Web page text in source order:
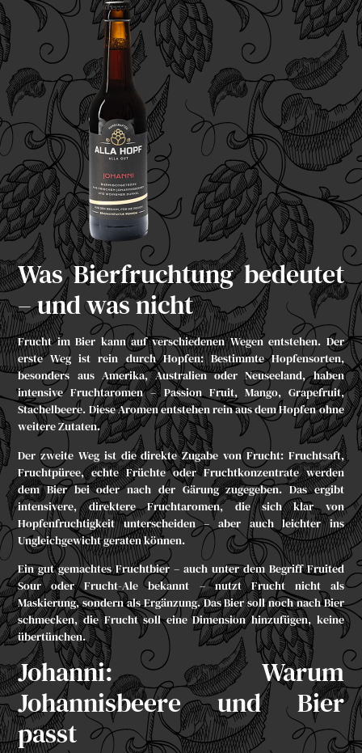
Was Bierfruchtung bedeutet
– und was nicht
Frucht im Bier kann auf verschiedenen Wegen entstehen. Der
erste Weg ist rein durch Hopfen: Bestimmte Hopfensorten,
besonders aus Amerika, Australien oder Neuseeland, haben
intensive Fruchtaromen – Passion Fruit, Mango, Grapefruit,
Stachelbeere. Diese Aromen entstehen rein aus dem Hopfen ohne
weitere Zutaten.
Der zweite Weg ist die direkte Zugabe von Frucht: Fruchtsaft,
Fruchtpüree, echte Früchte oder Fruchtkonzentrate werden
dem Bier bei oder nach der Gärung zugegeben. Das ergibt
intensivere, direktere Fruchtaromen, die sich klar von
Hopfenfruchtigkeit unterscheiden – aber auch leichter ins
Ungleichgewicht geraten können.
Ein gut gemachtes Fruchtbier – auch unter dem Begriff Fruited
Sour oder Frucht-Ale bekannt – nutzt Frucht nicht als
Maskierung, sondern als Ergänzung. Das Bier soll noch nach Bier
schmecken, die Frucht soll eine Dimension hinzufügen, keine
übertünchen.
Johanni: Warum
Johannisbeere und Bier
passt